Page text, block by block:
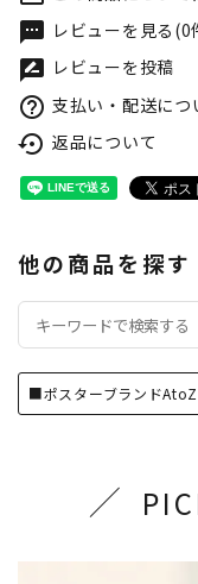
textsms レビューを見る(0
rate_review レビューを投稿
help_outline 支払い・配送につ
settings_backup_restore 返品について
他の商品を探す
■ポスターブランドAtoZ